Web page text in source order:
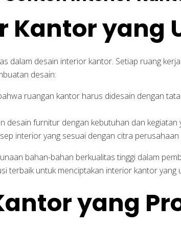
Kantor yang
dalam desain interior kantor. Setiap ruang
desain:
ruangan kantor harus didesain dengan
desain furnitur dengan kebutuhan dan
interior yang sesuai dengan citra
bahan-bahan berkualitas tinggi dalam
terbaik untuk menciptakan interior kantor yang
yang